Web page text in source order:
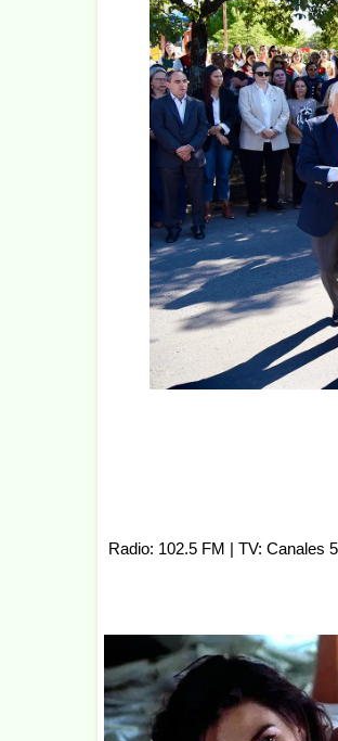
Radio: 102.5 FM | TV: Canales